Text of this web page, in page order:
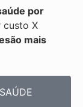
por
custo X
mais